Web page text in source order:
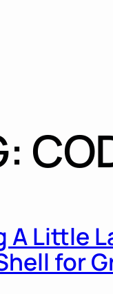
A Little
for